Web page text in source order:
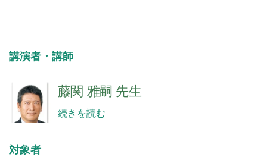
講演者・講師
藤関 雅嗣 先生
続きを読む
対象者